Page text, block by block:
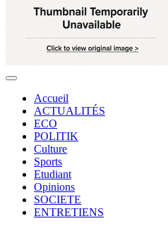
Accueil
ACTUALITÉS
ECO
POLITIK
Culture
Sports
Etudiant
Opinions
SOCIETE
ENTRETIENS